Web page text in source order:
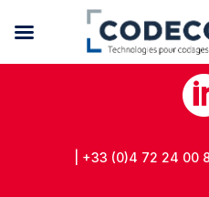
| +33 (0)4 72 24